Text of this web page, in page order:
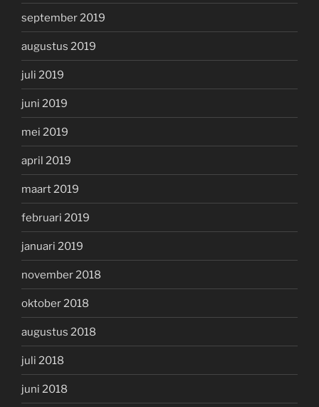
september 2019
augustus 2019
juli 2019
juni 2019
mei 2019
april 2019
maart 2019
februari 2019
januari 2019
november 2018
oktober 2018
augustus 2018
juli 2018
juni 2018